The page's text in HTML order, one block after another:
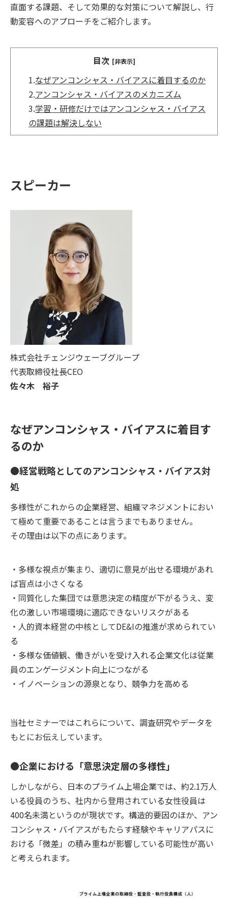
直面する課題、そして効果的な対策について解説し、行
動変容へのアプローチをご紹介します。
目次 [非表示]
1.なぜアンコンシャス・バイアスに着目するのか
2.アンコンシャス・バイアスのメカニズム
3.学習・研修だけではアンコンシャス・バイアス
の課題は解決しない
スピーカー
株式会社チェンジウェーブグループ
代表取締役社長CEO
佐々木 裕子
なぜアンコンシャス・バイアスに着目す
るのか
●経営戦略としてのアンコンシャス・バイアス対
処
多様性がこれからの企業経営、組織マネジメントにおい
て極めて重要であることは言うまでもありません。
その理由は以下の点にあります。
・多様な視点が集まり、適切に意見が出せる環境があれ
ば盲点は小さくなる
・同質化した集団では意思決定の精度が下がるうえ、変
化の激しい市場環境に適応できないリスクがある
・人的資本経営の中核としてDE&Iの推進が求められてい
る
・多様な価値観、働きがいを受け入れる企業文化は従業
員のエンゲージメント向上につながる
・イノベーションの源泉となり、競争力を高める
当社セミナーではこれらについて、調査研究やデータを
もとにお伝えしています。
●企業における「意思決定層の多様性」
しかしながら、日本のプライム上場企業では、約2.1万人
いる役員のうち、社内から登用されている女性役員は
400名未満というのが現状です。構造的要因のほか、アン
コンシャス・バイアスがもたらす経験やキャリアパスに
おける「微差」の積み重ねが影響している可能性が高い
と考えられます。